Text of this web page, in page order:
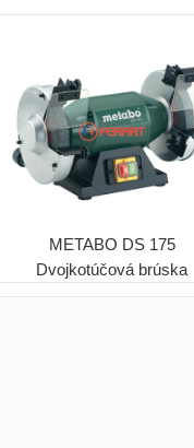
METABO DS 175
Dvojkotúčová brúska